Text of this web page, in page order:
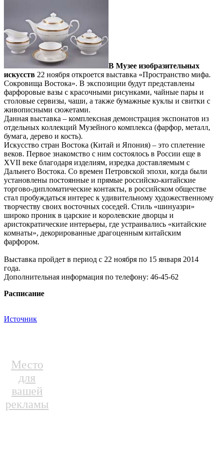
В Музее изобразительных
искусств 22 ноября откроется выставка «Пространство мифа.
Сокровища Востока». В экспозиции будут представлены
фарфоровые вазы с красочными рисунками, чайные пары и
столовые сервизы, чаши, а также бумажные куклы и свитки с
живописными сюжетами.
Данная выставка – комплексная демонстрация экспонатов из
отдельных коллекций Музейного комплекса (фарфор, металл,
бумага, дерево и кость).
Искусство стран Востока (Китай и Япония) – это сплетение
веков. Первое знакомство с ним состоялось в России еще в
XVII веке благодаря изделиям, изредка доставляемым с
Дальнего Востока. Со времен Петровской эпохи, когда были
установлены постоянные и прямые российско-китайские
торгово-дипломатические контакты, в российском обществе
стал пробуждаться интерес к удивительному художественному
творчеству своих восточных соседей. Стиль «шинуазри»
широко проник в царские и королевские дворцы и
аристократические интерьеры, где устраивались «китайские
комнаты», декорированные драгоценным китайским
фарфором.
Выставка пройдет в период с 22 ноября по 15 января 2014
года.
Дополнительная информация по телефону: 46-45-62
Расписание
Источник
Место
для
вашей
рекламы